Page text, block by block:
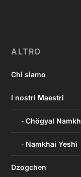
ALTRO
Chi siamo
I nostri Maestri
Chögyal
Namkhai Yeshi
Dzogchen